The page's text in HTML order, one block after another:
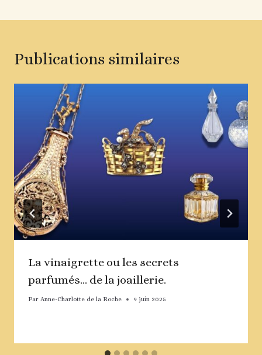
Publications similaires
La vinaigrette ou les secrets
parfumés… de la joaillerie.
Par Anne-Charlotte de la Roche 9 juin 2025